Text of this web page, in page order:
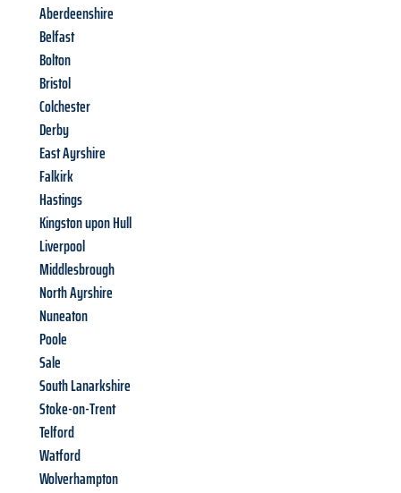
Aberdeenshire
Belfast
Bolton
Bristol
Colchester
Derby
East Ayrshire
Falkirk
Hastings
Kingston upon Hull
Liverpool
Middlesbrough
North Ayrshire
Nuneaton
Poole
Sale
South Lanarkshire
Stoke-on-Trent
Telford
Watford
Wolverhampton